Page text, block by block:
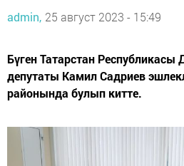
admin, 25 август 2023 - 15:49
Бүген Татарстан Республикасы
депутаты Камил Садриев
районында булып китте.